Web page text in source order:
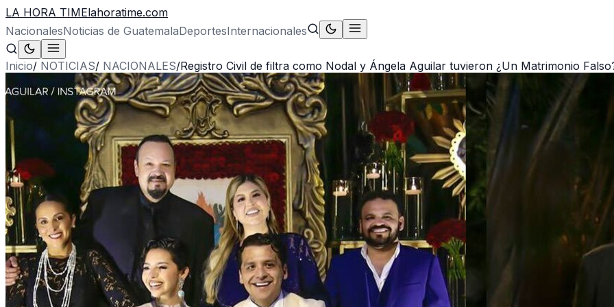
LA HORA TIMElahoratime.com
NacionalesNoticias de GuatemalaDeportesInternacionales
Inicio/ NOTICIAS/ NACIONALES/Registro Civil de filtra como Nodal y Ángela Aguilar tuvieron ¿Un Matrimonio